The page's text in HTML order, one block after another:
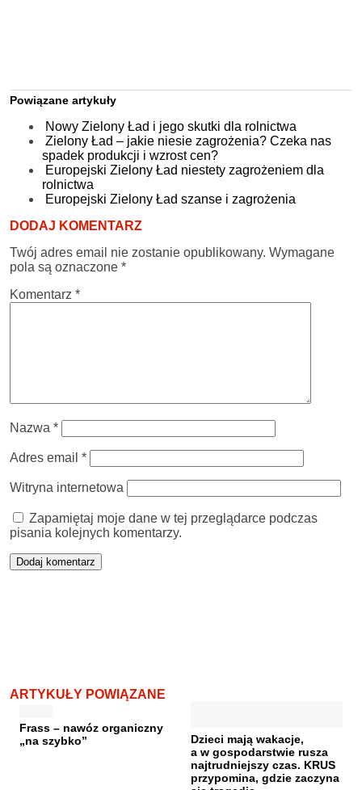
Powiązane artykuły
Nowy Zielony Ład i jego skutki dla rolnictwa
Zielony Ład – jakie niesie zagrożenia? Czeka nas
spadek produkcji i wzrost cen?
Europejski Zielony Ład niestety zagrożeniem dla
rolnictwa
Europejski Zielony Ład szanse i zagrożenia
DODAJ KOMENTARZ
Twój adres email nie zostanie opublikowany. Wymagane
pola są oznaczone *
Komentarz *
Nazwa *
Adres email *
Witryna internetowa
Zapamiętaj moje dane w tej przeglądarce podczas
pisania kolejnych komentarzy.
ARTYKUŁY POWIĄZANE
Frass – nawóz organiczny
„na szybko”
Dzieci mają wakacje,
a w gospodarstwie rusza
najtrudniejszy czas. KRUS
przypomina, gdzie zaczyna